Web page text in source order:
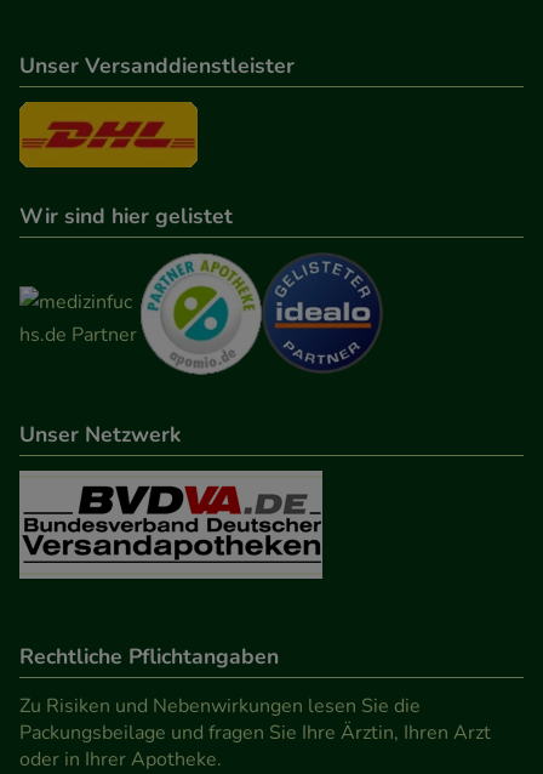
den Inhalt auf unserer Website aber auch die
Werbung auf Drittseiten möglichst relevant für Sie
zu gestalten. Bitte beachten Sie, dass Daten hierfür
teilweise an Dritte wie z.B. Google oder soziale
Unser Versanddienstleister
Wir sind hier gelistet
Unser Netzwerk
Rechtliche Pflichtangaben
Zu Risiken und Nebenwirkungen lesen Sie die
Packungsbeilage und fragen Sie Ihre Ärztin, Ihren Arzt
oder in Ihrer Apotheke.